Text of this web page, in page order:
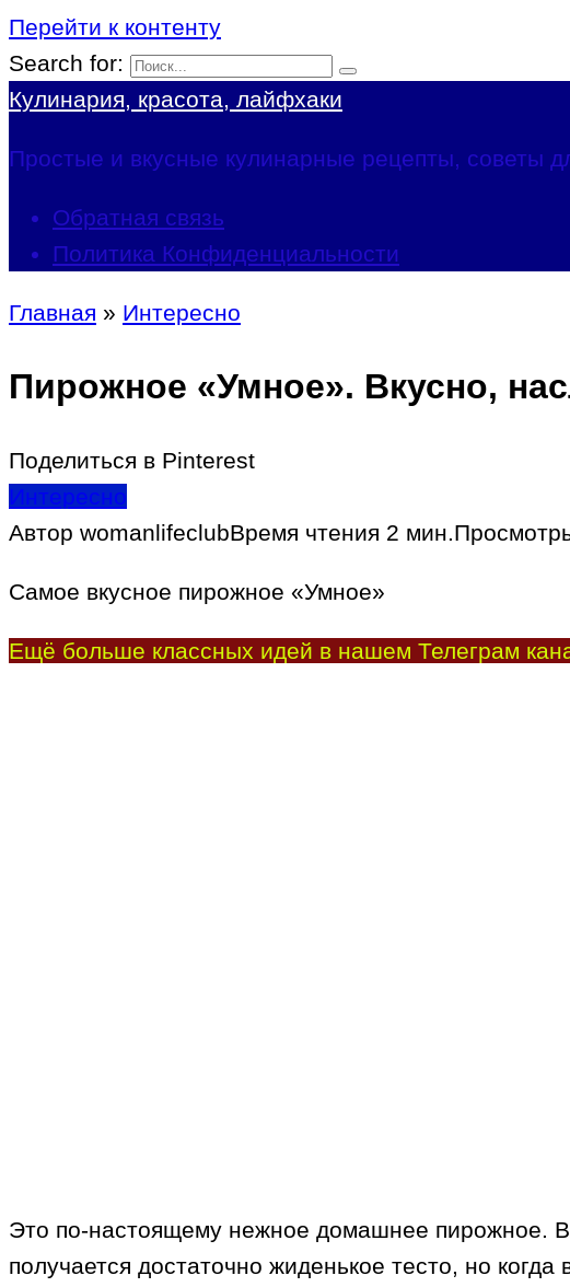
Перейти к контенту
Search for:
Кулинария, красота, лайфхаки
Простые и вкусные кулинарные рецепты, советы
Обратная связь
Политика Конфиденциальности
Главная » Интересно
Пирожное «Умное». Вкусно,
Поделиться в Pinterest
Интересно
Автор womanlifeclubВремя чтения 2 мин.
Самое вкусное пирожное «Умное»
Ещё больше классных идей в нашем Телеграм
Это по-настоящему нежное домашнее пирожное.
получается достаточно жиденькое тесто, но